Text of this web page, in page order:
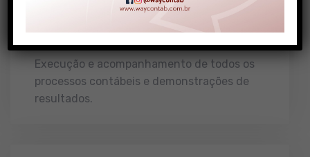
Contábil
Execução e acompanhamento de todos os
processos contábeis e demonstrações de
resultados.